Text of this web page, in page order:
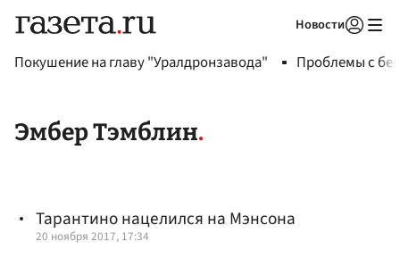
Новости
Покушение на главу "Уралдронзавода" Проблемы с
Эмбер Тэмблин
Тарантино нацелился на Мэнсона
20 ноября 2017, 17:34